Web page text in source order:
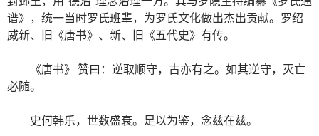
谱》，统一当时罗氏班辈，为罗氏文化做出杰出贡献。罗绍
威新、旧《唐书》、新、旧《五代史》有传。
《唐书》 赞曰：逆取顺守，古亦有之。如其逆守，灭亡
必随。
史何韩乐，世数盛衰。足以为鉴，念兹在兹。